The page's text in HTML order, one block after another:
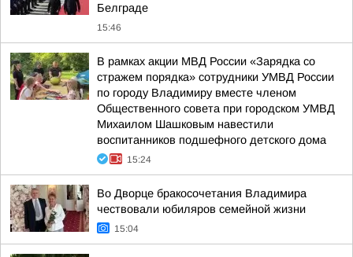
Белграде
15:46
В рамках акции МВД России «Зарядка со
стражем порядка» сотрудники УМВД России
по городу Владимиру вместе членом
Общественного совета при городском УМВД
Михаилом Шашковым навестили
воспитанников подшефного детского дома
15:24
Во Дворце бракосочетания Владимира
чествовали юбиляров семейной жизни
15:04